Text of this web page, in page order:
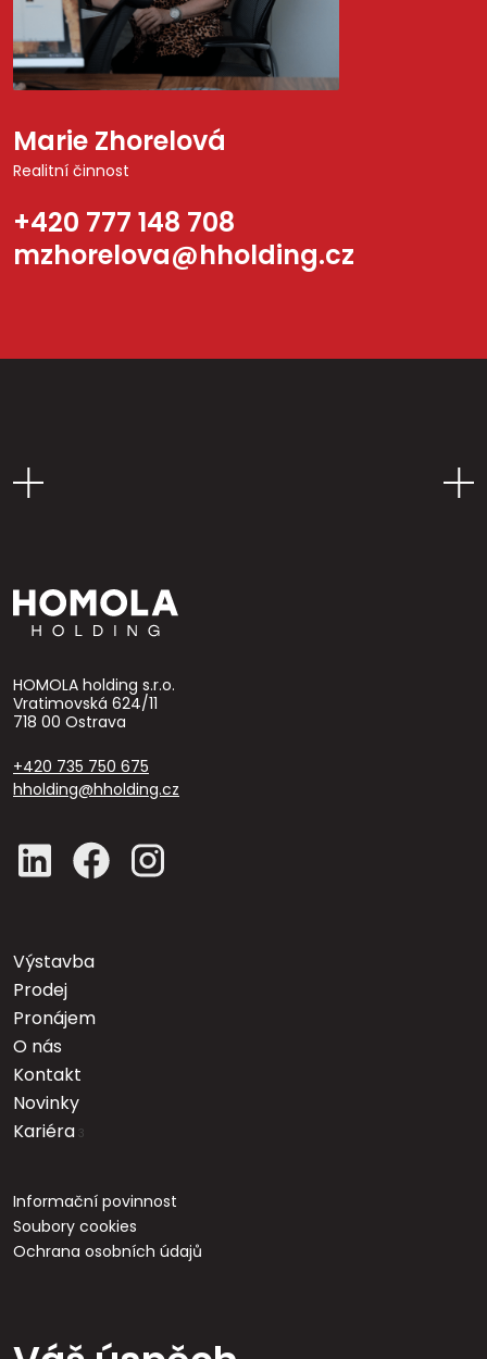
Marie Zhorelová
Realitní činnost
+420 777 148 708
mzhorelova@hholding.cz
HOMOLA holding s.r.o.
Vratimovská 624/11
718 00 Ostrava
+420 735 750 675
hholding@hholding.cz
Výstavba
Prodej
Pronájem
O nás
Kontakt
Novinky
Kariéra 3
Informační povinnost
Soubory cookies
Ochrana osobních údajů